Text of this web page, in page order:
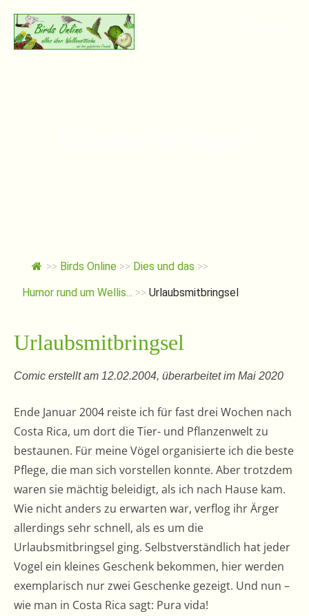
zum
Inhalt
>> Birds Online >> Dies und das >>
Humor rund um Wellis... >> Urlaubsmitbringsel
Urlaubsmitbringsel
Comic erstellt am 12.02.2004, überarbeitet im Mai 2020
Ende Januar 2004 reiste ich für fast drei Wochen nach
Costa Rica, um dort die Tier- und Pflanzenwelt zu
bestaunen. Für meine Vögel organisierte ich die beste
Pflege, die man sich vorstellen konnte. Aber trotzdem
waren sie mächtig beleidigt, als ich nach Hause kam.
Wie nicht anders zu erwarten war, verflog ihr Ärger
allerdings sehr schnell, als es um die
Urlaubsmitbringsel ging. Selbstverständlich hat jeder
Vogel ein kleines Geschenk bekommen, hier werden
exemplarisch nur zwei Geschenke gezeigt. Und nun –
wie man in Costa Rica sagt: Pura vida!